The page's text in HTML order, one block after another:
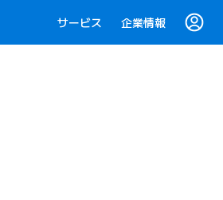
サービス 企業情報